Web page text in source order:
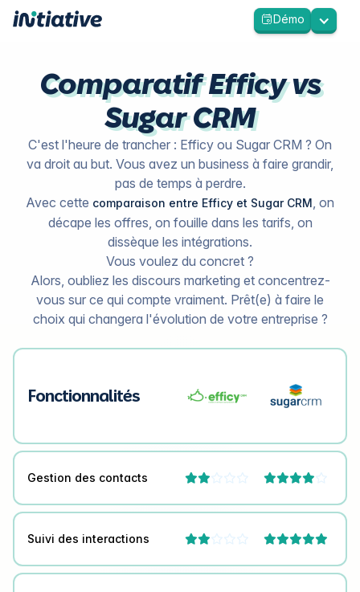
Démo
Comparatif Efficy vs
Sugar CRM
C'est l'heure de trancher : Efficy ou Sugar CRM ? On
va droit au but. Vous avez un business à faire grandir,
pas de temps à perdre.
Avec cette comparaison entre Efficy et Sugar CRM, on
décape les offres, on fouille dans les tarifs, on
dissèque les intégrations.
Vous voulez du concret ?
Alors, oubliez les discours marketing et concentrez-
vous sur ce qui compte vraiment. Prêt(e) à faire le
choix qui changera l'évolution de votre entreprise ?
Fonctionnalités
Gestion des contacts  
Suivi des interactions  